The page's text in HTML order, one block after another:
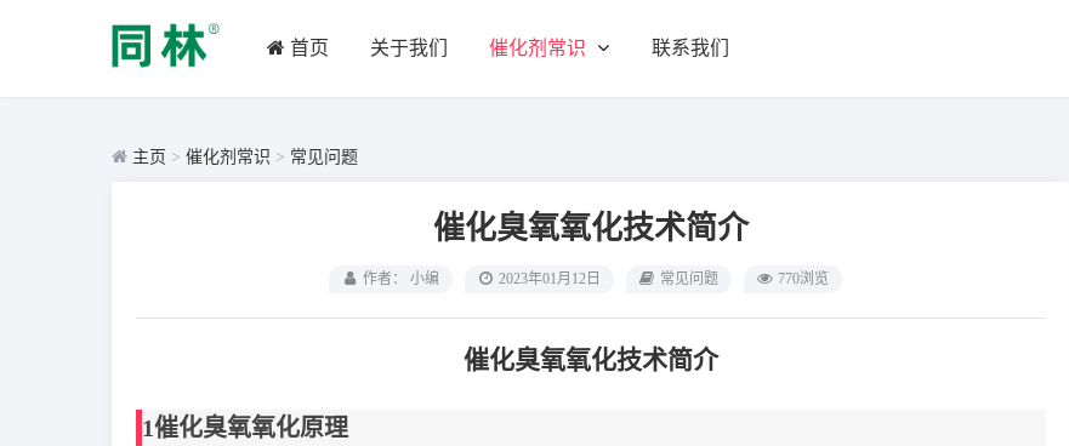
首页 关于我们 催化剂常识 联系我们
主页 > 催化剂常识 > 常见问题
催化臭氧氧化技术简介
作者： 小编 2023年01月12日 常见问题 770浏览
催化臭氧氧化技术简介
1催化臭氧氧化原理